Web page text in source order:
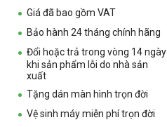
Giá đã bao gồm VAT
Bảo hành 24 tháng chính hãng
Đổi hoặc trả trong vòng 14 ngày
khi sản phẩm lỗi do nhà sản
xuất
Tặng dán màn hình trọn đời
Vệ sinh máy miễn phí trọn đời